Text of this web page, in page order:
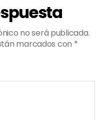
no será publicada.
marcados con *